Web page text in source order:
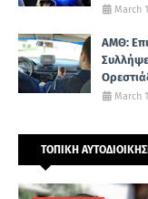
March
ΑΜΘ:
March
ΤΟΠΙΚΗ